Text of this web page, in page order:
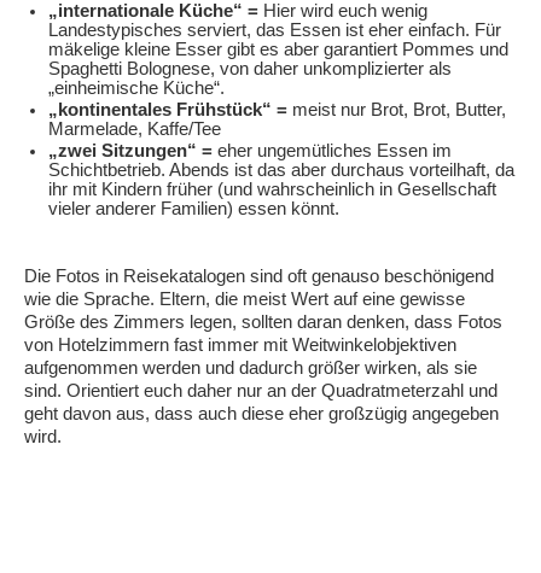
„internationale Küche“ = Hier wird euch wenig
Landestypisches serviert, das Essen ist eher einfach. Für
mäkelige kleine Esser gibt es aber garantiert Pommes und
Spaghetti Bolognese, von daher unkomplizierter als
„einheimische Küche“.
„kontinentales Frühstück“ = meist nur Brot, Brot, Butter,
Marmelade, Kaffe/Tee
„zwei Sitzungen“ = eher ungemütliches Essen im
Schichtbetrieb. Abends ist das aber durchaus vorteilhaft, da
ihr mit Kindern früher (und wahrscheinlich in Gesellschaft
vieler anderer Familien) essen könnt.
Die Fotos in Reisekatalogen sind oft genauso beschönigend
wie die Sprache. Eltern, die meist Wert auf eine gewisse
Größe des Zimmers legen, sollten daran denken, dass Fotos
von Hotelzimmern fast immer mit Weitwinkelobjektiven
aufgenommen werden und dadurch größer wirken, als sie
sind. Orientiert euch daher nur an der Quadratmeterzahl und
geht davon aus, dass auch diese eher großzügig angegeben
wird.